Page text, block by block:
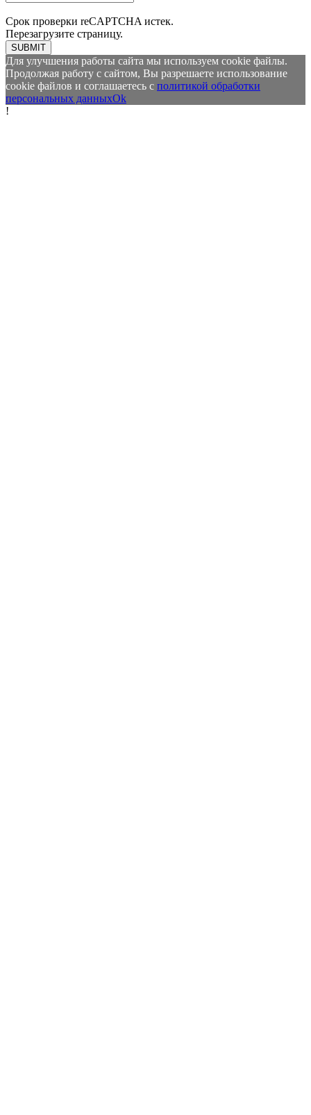
Срок проверки reCAPTCHA истек.
Перезагрузите страницу.
SUBMIT
Для улучшения работы сайта мы используем cookie файлы.
Продолжая работу с сайтом, Вы разрешаете использование
cookie файлов и соглашаетесь с политикой обработки
персональных данныхOk
!